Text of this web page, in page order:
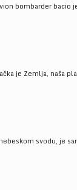
bombarder
je Zemlja, naša
svodu, je